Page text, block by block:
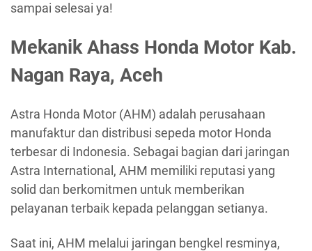
sampai selesai ya!
Mekanik Ahass Honda Motor Kab.
Nagan Raya, Aceh
Astra Honda Motor (AHM) adalah perusahaan
manufaktur dan distribusi sepeda motor Honda
terbesar di Indonesia. Sebagai bagian dari jaringan
Astra International, AHM memiliki reputasi yang
solid dan berkomitmen untuk memberikan
pelayanan terbaik kepada pelanggan setianya.
Saat ini, AHM melalui jaringan bengkel resminya,